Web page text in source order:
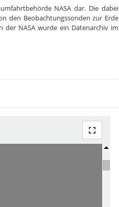
NASA dar. Die dabei
den Beobachtungssonden zur Erde
der NASA wurde ein Datenarchiv im